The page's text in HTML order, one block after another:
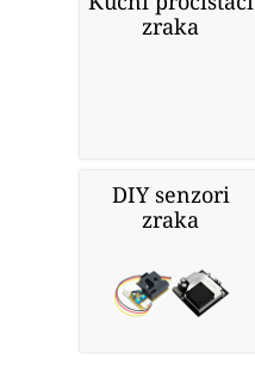
zraka
DIY senzori
zraka